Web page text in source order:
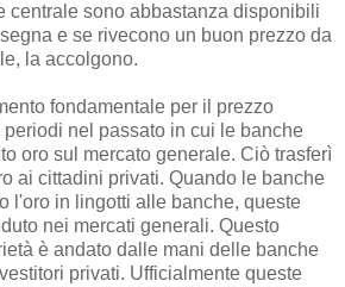
centrale sono abbastanza disponibili
e se rivecono un buon prezzo da
la accolgono.
fondamentale per il prezzo
nel passato in cui le banche
oro sul mercato generale. Ciò trasferì
ai cittadini privati. Quando le banche
l'oro in lingotti alle banche, queste
nei mercati generali. Questo
è andato dalle mani delle banche
privati. Ufficialmente queste